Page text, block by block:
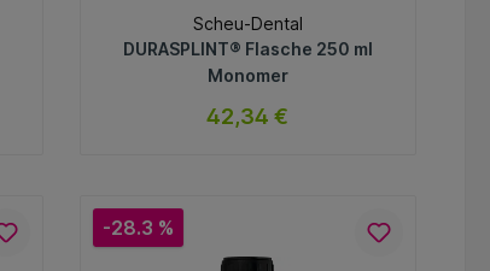
Scheu-Dental
DURASPLINT® Flasche 250 ml
Monomer
42,34 €
-28.3 %